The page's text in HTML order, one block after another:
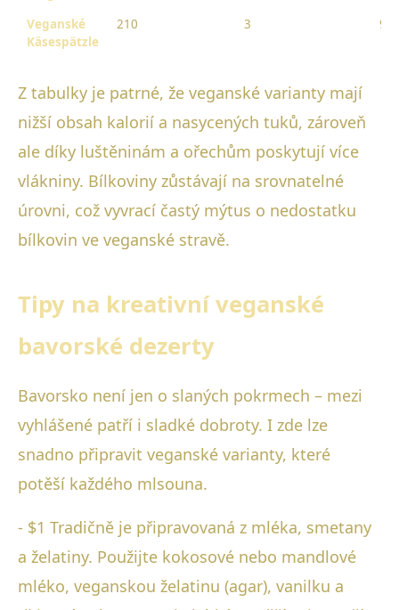
Veganské
Käsespätzle
210 3 9
Z tabulky je patrné, že veganské varianty mají
nižší obsah kalorií a nasycených tuků, zároveň
ale díky luštěninám a ořechům poskytují více
vlákniny. Bílkoviny zůstávají na srovnatelné
úrovni, což vyvrací častý mýtus o nedostatku
bílkovin ve veganské stravě.
Tipy na kreativní veganské
bavorské dezerty
Bavorsko není jen o slaných pokrmech – mezi
vyhlášené patří i sladké dobroty. I zde lze
snadno připravit veganské varianty, které
potěší každého mlsouna.
- $1 Tradičně je připravovaná z mléka, smetany
a želatiny. Použijte kokosové nebo mandlové
mléko, veganskou želatinu (agar), vanilku a